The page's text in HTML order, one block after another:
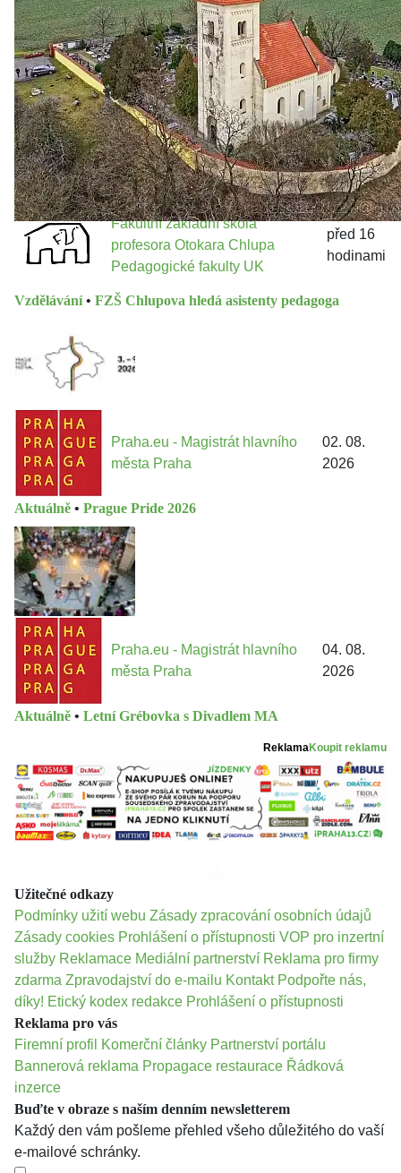
městě
Jakými nástroji navrhujete vstupovat z pozice ÚMČ Praha
13 do procesů developerské výstavby např. v lokalitě
Třebonice a Chaby, kterou umožňuje nově schválený
Metropolitn...
Fakultní základní škola
profesora Otokara Chlupa
Pedagogické fakulty UK
před 16
hodinami
Vzdělávání • FZŠ Chlupova hledá asistenty pedagoga
Praha.eu - Magistrát hlavního
města Praha
02. 08.
2026
Aktuálně • Prague Pride 2026
Praha.eu - Magistrát hlavního
města Praha
04. 08.
2026
Aktuálně • Letní Grébovka s Divadlem MA
ReklamaKoupit reklamu
Užitečné odkazy
Podmínky užití webu Zásady zpracování osobních údajů
Zásady cookies Prohlášení o přístupnosti VOP pro inzertní
služby Reklamace Mediální partnerství Reklama pro firmy
zdarma Zpravodajství do e-mailu Kontakt Podpořte nás,
díky! Etický kodex redakce Prohlášení o přístupnosti
Reklama pro vás
Firemní profil
Komerční články Partnerství portálu
Bannerová reklama Propagace restaurace Řádková
inzerce
Buďte v obraze s naším denním newsletterem
Každý den vám pošleme přehled všeho důležitého do vaší
e-mailové schránky.